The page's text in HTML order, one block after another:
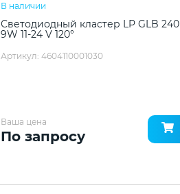
В наличии
Светодиодный кластер LP GLB 240
9W 11-24 V 120°
Артикул: 4604110001030
Ваша цена
По запросу